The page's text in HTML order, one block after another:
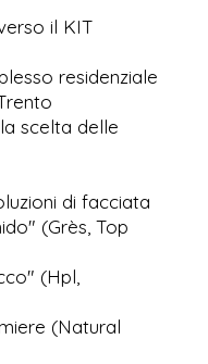
il KIT
residenziale
scelta delle
di facciata
(Grès, Top
(Hpl,
(Natural